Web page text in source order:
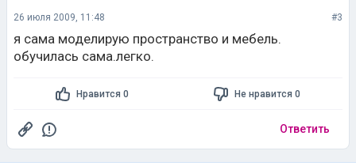
26 июля 2009, 11:48 #3
я сама моделирую пространство и мебель.
обучилась сама.легко.
Нравится 0 Не нравится 0
Ответить